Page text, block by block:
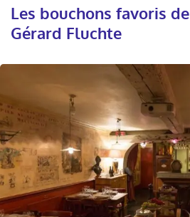
Les bouchons favoris de
Gérard Fluchte